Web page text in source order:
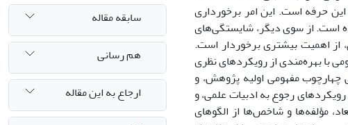
حرفه است. این امر برخورداری
است. از سوی دیگر، شایستگی‌های
از اهمیت بیشتری برخوردار است.
با بهره‌مندی از رویکردهای نظری
مفهومی اولیه پژوهش، و
رجوع به ادبیات علمی، و
مؤلفه‌ها و شاخص‌ها از الگوهای
سابقه مقاله
هم رسانی
ارجاع به این مقاله